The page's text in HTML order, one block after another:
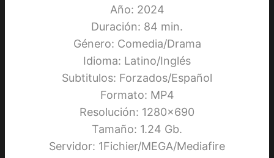
Año: 2024
Duración: 84 min.
Género: Comedia/Drama
Idioma: Latino/Inglés
Subtitulos: Forzados/Español
Formato: MP4
Resolución: 1280×690
Tamaño: 1.24 Gb.
Servidor: 1Fichier/MEGA/Mediafire